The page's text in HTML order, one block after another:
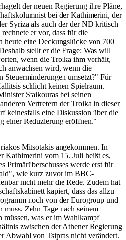
der neuen Regierung ihre Pläne,
bei der Kathimerini, der
Syriza als auch der der ND kritisch
er vor, dass für die
heute eine Deckungslücke von 700
stellt er die Frage: Was will
wenn die Troika ihm vorhält,
anwachsen wird, wenn die
Steuerminderungen umsetzt?" Für
schlicht keinen Spielraum.
Staikouras bei seinen
Vertretern der Troika in dieser
keinesfalls eine Diskussion über die
einer Reduzierung eröffnen."
Mitsotakis angekommen. In
Kathimerini vom 15. Juli heißt es,
Primärüberschusses werde erst für
wie kurz zuvor im BBC-
nicht mehr die Rede. Zudem hat
kapiert, dass das allzu
noch von der Eurogroup und
muss. Zehn Tage nach seinem
müssen, was er im Wahlkampf
zwischen der Athener Regierung
Abwahl von Tsipras nicht verändert.